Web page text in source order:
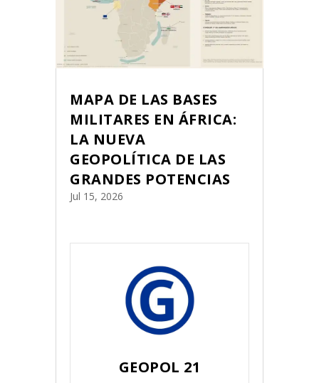
MAPA DE LAS BASES
MILITARES EN ÁFRICA:
LA NUEVA
GEOPOLÍTICA DE LAS
GRANDES POTENCIAS
Jul 15, 2026
GEOPOL 21